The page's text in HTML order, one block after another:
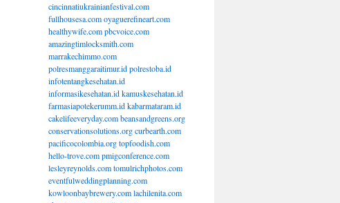
cincinnatiukrainianfestival.com
fullhousesa.comoyaguerefineart.com
healthywife.compbcvoice.com
amazingtimlocksmith.com
marrakechimmo.com
polresmanggaraitimur.idpolrestoba.id
infotentangkesehatan.id
informasikesehatan.idkamuskesehatan.id
farmasiapotekerumm.idkabarmataram.id
cakelifeeveryday.combeansandgreens.org
conservationsolutions.orgcurbearth.com
pacificocolombia.orgtopfoodish.com
hello-trove.compmigconference.com
lesleyreynolds.comtomulrichphotos.com
eventfulweddingplanning.com
kowloonbaybrewery.comlachilenita.com